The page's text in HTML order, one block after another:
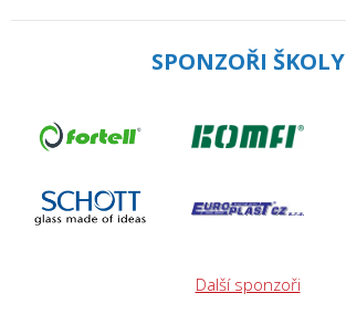
SPONZOŘI ŠKOLY
Další sponzoři